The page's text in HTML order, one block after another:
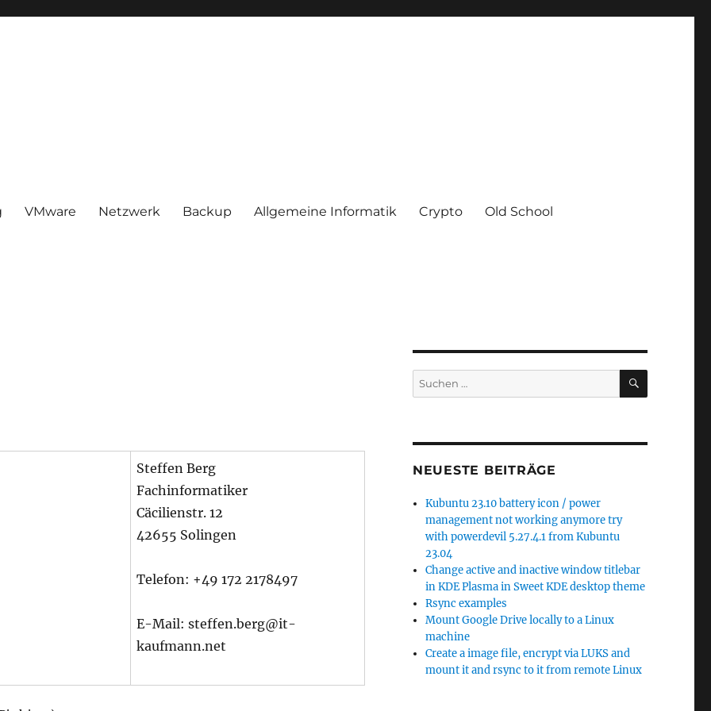
VMware Netzwerk Backup Allgemeine Informatik Crypto Old School
Steffen Berg
Fachinformatiker
Cäcilienstr. 12
42655 Solingen
Telefon: +49 172 2178497
E-Mail: steffen.berg@it-
kaufmann.net
Suchen
nach:
SUCHEN
NEUESTE BEITRÄGE
Kubuntu 23.10 battery icon / power
management not working anymore try
with powerdevil 5.27.4.1 from Kubuntu
23.04
Change active and inactive window titlebar
in KDE Plasma in Sweet KDE desktop theme
Rsync examples
Mount Google Drive locally to a Linux
machine
Create a image file, encrypt via LUKS and
mount it and rsync to it from remote Linux